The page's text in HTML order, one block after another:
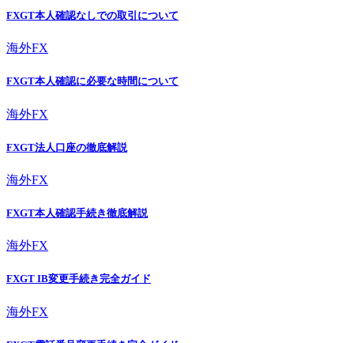
FXGT本人確認なしでの取引について
海外FX
FXGT本人確認に必要な時間について
海外FX
FXGT法人口座の徹底解説
海外FX
FXGT本人確認手続き徹底解説
海外FX
FXGT IB変更手続き完全ガイド
海外FX